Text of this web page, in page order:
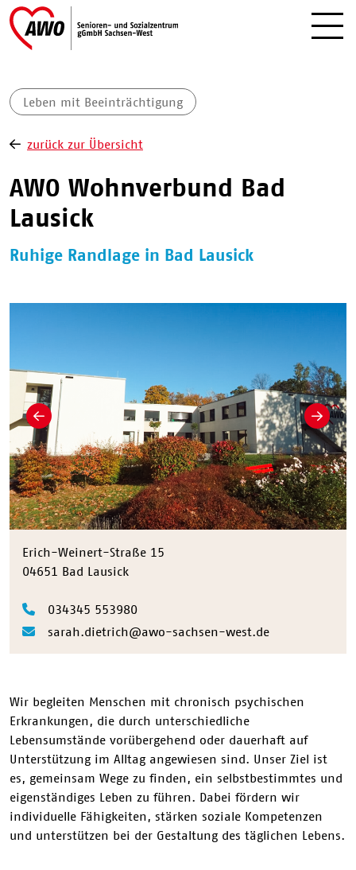
Leben mit Beeinträchtigung
zurück zur Übersicht
AWO Wohnverbund Bad
Lausick
Ruhige Randlage in Bad Lausick
Wir begleiten Menschen mit chronisch psychischen
Erkrankungen, die durch unterschiedliche
Lebensumstände vorübergehend oder dauerhaft auf
Unterstützung im Alltag angewiesen sind. Unser Ziel ist
es, gemeinsam Wege zu finden, ein selbstbestimmtes und
eigenständiges Leben zu führen. Dabei fördern wir
individuelle Fähigkeiten, stärken soziale Kompetenzen
und unterstützen bei der Gestaltung des täglichen Lebens.
Zurück Weiter
Erich-Weinert-Straße 15
04651 Bad Lausick
034345 553980
sarah.dietrich@awo-sachsen-west.de